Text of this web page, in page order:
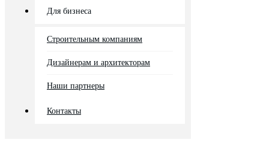
Для бизнеса
Строительным компаниям
Дизайнерам и архитекторам
Наши партнеры
Контакты